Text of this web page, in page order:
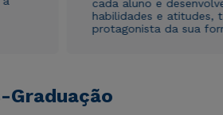
cada aluno e
habilidades e atitudes,
protagonista da sua
Graduação